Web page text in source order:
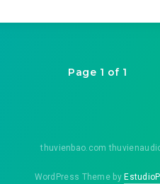
Page 1 of 1
thuvienbao.com
WordPress Theme by